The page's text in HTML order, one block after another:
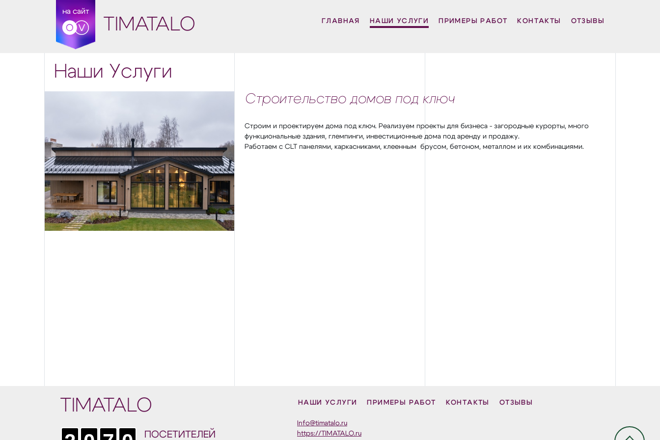
на сайт
TIMATALO ГЛАВНАЯ НАШИ УСЛУГИ ПРИМЕРЫ РАБОТ КОНТАКТЫ ОТЗЫВЫ
Наши Услуги
Строительство домов под ключ
Строим и проектируем дома под ключ. Реализуем проекты для бизнеса - загородные курорты, много
функциональные здания, глемпинги, инвестиционные дома под аренду и продажу.
Работаем с CLT панелями, каркасниками, клеенным брусом, бетоном, металлом и их комбинациями.
TIMATALO
ПОСЕТИТЕЛЕЙ
НАШИ УСЛУГИ ПРИМЕРЫ РАБОТ КОНТАКТЫ ОТЗЫВЫ
Info@timatalo.ru
https://TIMATALO.ru